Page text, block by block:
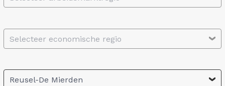
Selecteer economische regio
Reusel-De Mierden